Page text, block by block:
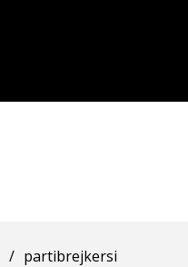
/ partibrejkersi